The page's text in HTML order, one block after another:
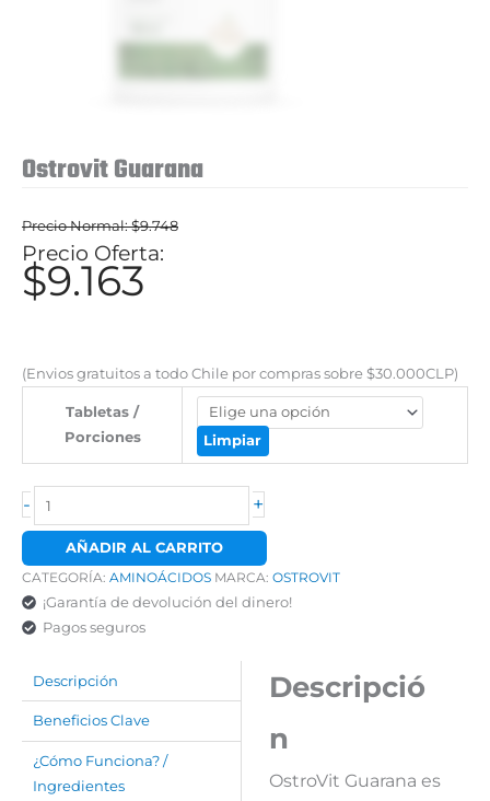
Ostrovit Guarana
$9.748
El
precio
era:
$9.748.
$9.163
es:
$9.163.
(Envios gratuitos a todo Chile por compras sobre $30.000CLP)
Tabletas /
Porciones
Limpiar
- +
AÑADIR AL CARRITO
CATEGORÍA: AMINOÁCIDOS MARCA: OSTROVIT
¡Garantía de devolución del dinero!
Pagos seguros
Descripción
Beneficios Clave
¿Cómo Funciona? /
Ingredientes
Descripció
n
OstroVit Guarana es